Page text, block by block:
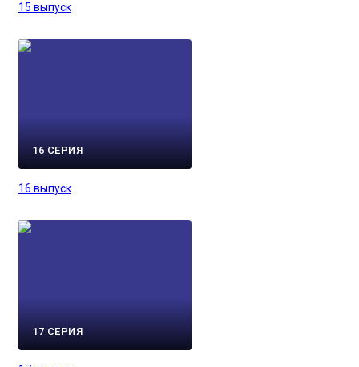
15 выпуск
16 СЕРИЯ
16 выпуск
17 СЕРИЯ